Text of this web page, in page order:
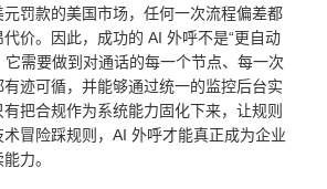
罚款的美国市场，任何一次流程偏差都
价。因此，成功的 AI 外呼不是“更自动
它需要做到对通话的每一个节点、每一次
迹可循，并能够通过统一的监控后台实
把合规作为系统能力固化下来，让规则
冒险踩规则，AI 外呼才能真正成为企业
力。